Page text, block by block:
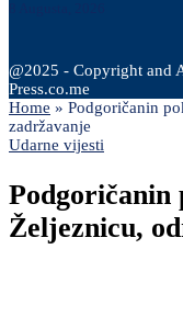
@2025 - Copyright and
Press.co.me
Home » Podgoričanin
zadržavanje
Udarne vijesti
Podgoričanin
Željeznicu,